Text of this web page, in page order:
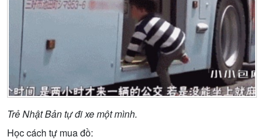
Trẻ Nhật Bản tự đi xe một mình.
Học cách tự mua đồ: